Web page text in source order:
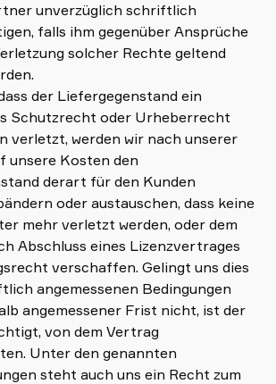
unverzüglich schriftlich
falls ihm gegenüber Ansprüche
solcher Rechte geltend
der Liefergegenstand ein
Schutzrecht oder Urheberrecht
verletzt, werden wir nach unserer
unsere Kosten den
derart für den Kunden
oder austauschen, dass keine
mehr verletzt werden, oder dem
Abschluss eines Lizenzvertrages
verschaffen. Gelingt uns dies
angemessenen Bedingungen
angemessener Frist nicht, ist der
von dem Vertrag
Unter den genannten
steht auch uns ein Recht zum